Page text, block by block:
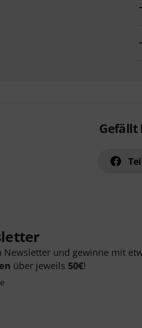
Gefällt
und gewinne mit
über jeweils 50€!